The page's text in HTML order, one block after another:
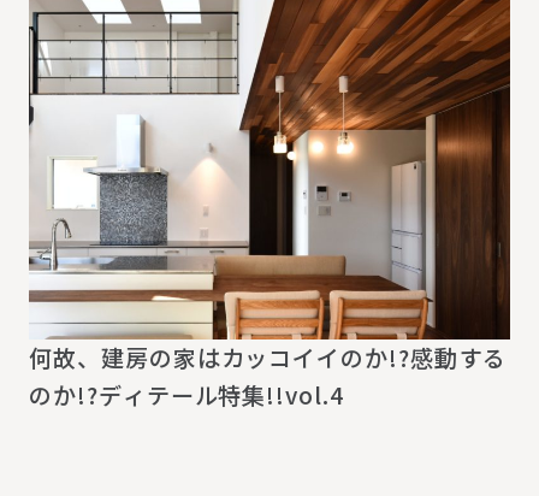
何故、建房の家はカッコイイのか!?感動する
のか!?ディテール特集!!vol.4